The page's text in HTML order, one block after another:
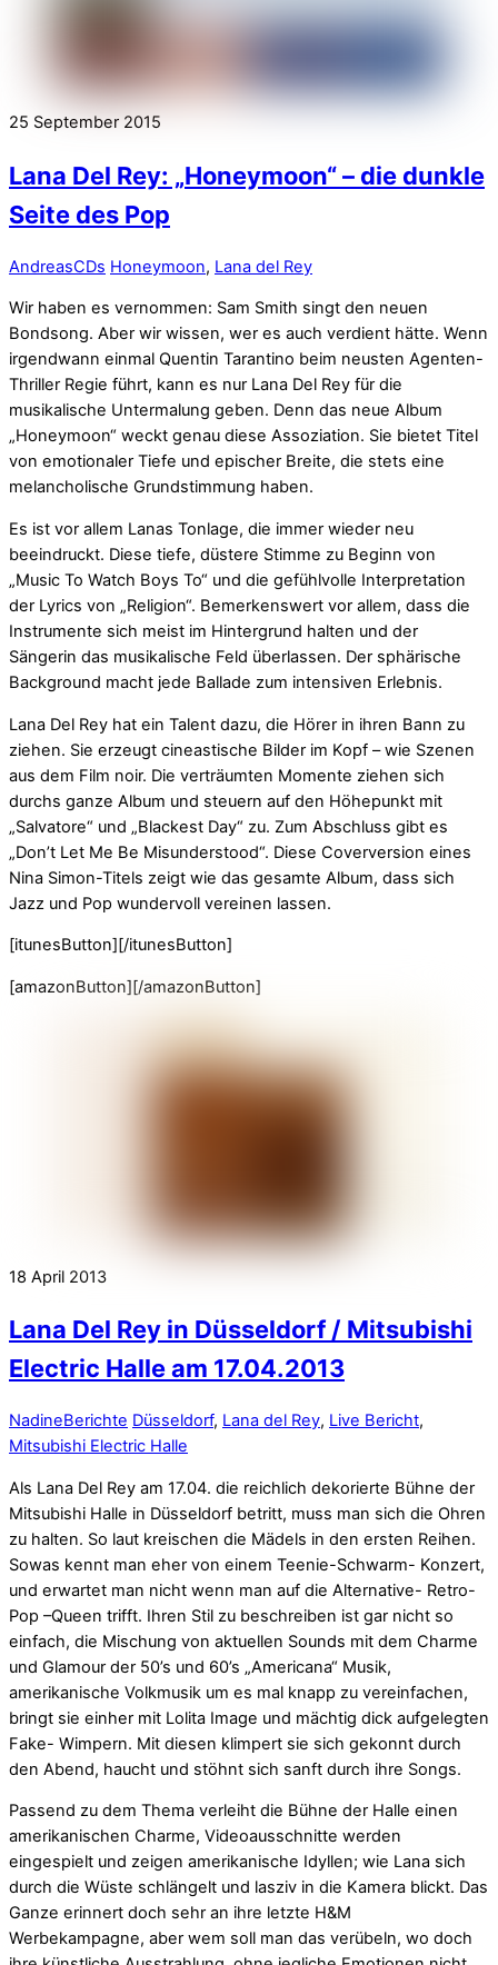
25 September 2015
Lana Del Rey: „Honeymoon“ – die dunkle
Seite des Pop
AndreasCDs Honeymoon, Lana del Rey
Wir haben es vernommen: Sam Smith singt den neuen
Bondsong. Aber wir wissen, wer es auch verdient hätte. Wenn
irgendwann einmal Quentin Tarantino beim neusten Agenten-
Thriller Regie führt, kann es nur Lana Del Rey für die
musikalische Untermalung geben. Denn das neue Album
„Honeymoon“ weckt genau diese Assoziation. Sie bietet Titel
von emotionaler Tiefe und epischer Breite, die stets eine
melancholische Grundstimmung haben.
Es ist vor allem Lanas Tonlage, die immer wieder neu
beeindruckt. Diese tiefe, düstere Stimme zu Beginn von
„Music To Watch Boys To“ und die gefühlvolle Interpretation
der Lyrics von „Religion“. Bemerkenswert vor allem, dass die
Instrumente sich meist im Hintergrund halten und der
Sängerin das musikalische Feld überlassen. Der sphärische
Background macht jede Ballade zum intensiven Erlebnis.
Lana Del Rey hat ein Talent dazu, die Hörer in ihren Bann zu
ziehen. Sie erzeugt cineastische Bilder im Kopf – wie Szenen
aus dem Film noir. Die verträumten Momente ziehen sich
durchs ganze Album und steuern auf den Höhepunkt mit
„Salvatore“ und „Blackest Day“ zu. Zum Abschluss gibt es
„Don’t Let Me Be Misunderstood“. Diese Coverversion eines
Nina Simon-Titels zeigt wie das gesamte Album, dass sich
Jazz und Pop wundervoll vereinen lassen.
[itunesButton][/itunesButton]
[amazonButton][/amazonButton]
18 April 2013
Lana Del Rey in Düsseldorf / Mitsubishi
Electric Halle am 17.04.2013
NadineBerichte Düsseldorf, Lana del Rey, Live Bericht,
Mitsubishi Electric Halle
Als Lana Del Rey am 17.04. die reichlich dekorierte Bühne der
Mitsubishi Halle in Düsseldorf betritt, muss man sich die Ohren
zu halten. So laut kreischen die Mädels in den ersten Reihen.
Sowas kennt man eher von einem Teenie-Schwarm- Konzert,
und erwartet man nicht wenn man auf die Alternative- Retro-
Pop –Queen trifft. Ihren Stil zu beschreiben ist gar nicht so
einfach, die Mischung von aktuellen Sounds mit dem Charme
und Glamour der 50’s und 60’s „Americana“ Musik,
amerikanische Volkmusik um es mal knapp zu vereinfachen,
bringt sie einher mit Lolita Image und mächtig dick aufgelegten
Fake- Wimpern. Mit diesen klimpert sie sich gekonnt durch
den Abend, haucht und stöhnt sich sanft durch ihre Songs.
Passend zu dem Thema verleiht die Bühne der Halle einen
amerikanischen Charme, Videoausschnitte werden
eingespielt und zeigen amerikanische Idyllen; wie Lana sich
durch die Wüste schlängelt und lasziv in die Kamera blickt. Das
Ganze erinnert doch sehr an ihre letzte H&M
Werbekampagne, aber wem soll man das verübeln, wo doch